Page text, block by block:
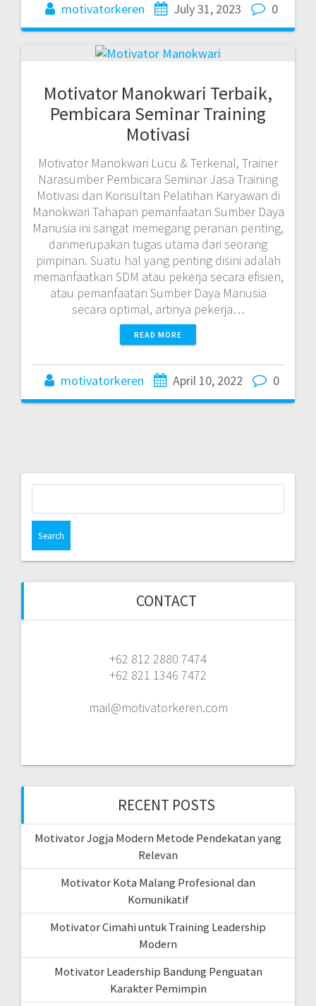
motivatorkeren July 31, 2023 0
Motivator Manokwari Terbaik,
Pembicara Seminar Training
Motivasi
Motivator Manokwari Lucu & Terkenal, Trainer
Narasumber Pembicara Seminar Jasa Training
Motivasi dan Konsultan Pelatihan Karyawan di
Manokwari Tahapan pemanfaatan Sumber Daya
Manusia ini sangat memegang peranan penting,
danmerupakan tugas utama dari seorang
pimpinan. Suatu hal yang penting disini adalah
memanfaatkan SDM atau pekerja secara efisien,
atau pemanfaatan Sumber Daya Manusia
secara optimal, artinya pekerja…
READ MORE
motivatorkeren April 10, 2022 0
CONTACT
+62 812 2880 7474
+62 821 1346 7472
mail@motivatorkeren.com
RECENT POSTS
Motivator Jogja Modern Metode Pendekatan yang
Relevan
Motivator Kota Malang Profesional dan
Komunikatif
Motivator Cimahi untuk Training Leadership
Modern
Motivator Leadership Bandung Penguatan
Karakter Pemimpin